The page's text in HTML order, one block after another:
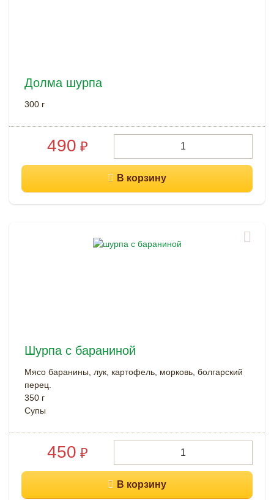
Долма шурпа
300 г
490 ₽
Шурпа с бараниной
Мясо баранины, лук, картофель, морковь, болгарский
перец.
350 г
Супы
450 ₽